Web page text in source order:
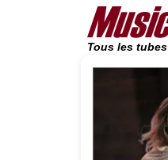
Tous les tubes